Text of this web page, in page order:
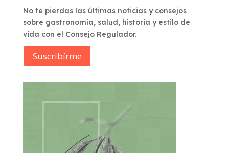
No te pierdas las últimas noticias y consejos
sobre gastronomía, salud, historia y estilo de
vida con el Consejo Regulador.
Suscribírme